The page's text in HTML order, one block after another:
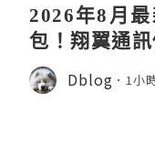
2026年8月
包！翔翼通
點、蝴蝶wifi
Dblog 1小